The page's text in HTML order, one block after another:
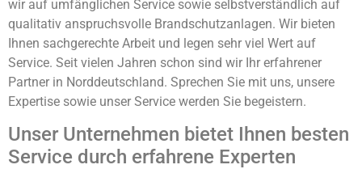
wir auf umfänglichen Service sowie selbstverständlich auf
qualitativ anspruchsvolle Brandschutzanlagen. Wir bieten
Ihnen sachgerechte Arbeit und legen sehr viel Wert auf
Service. Seit vielen Jahren schon sind wir Ihr erfahrener
Partner in Norddeutschland. Sprechen Sie mit uns, unsere
Expertise sowie unser Service werden Sie begeistern.
Unser Unternehmen bietet Ihnen besten
Service durch erfahrene Experten